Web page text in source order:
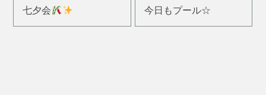
七夕会 今日もプール☆